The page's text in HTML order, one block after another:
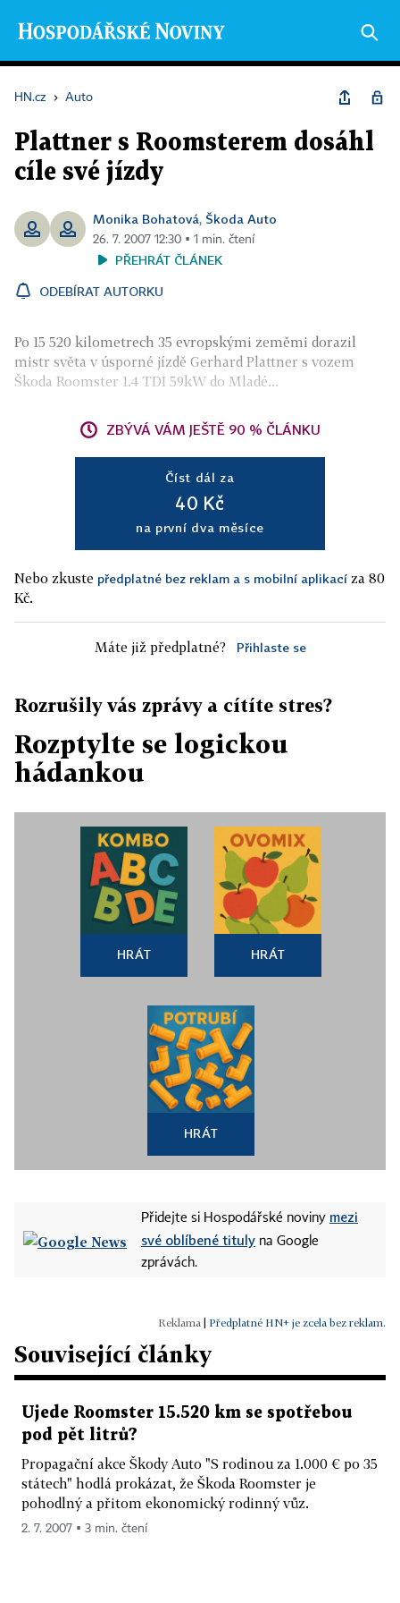
HN.cz › Auto
Plattner s Roomsterem dosáhl
cíle své jízdy
Monika Bohatová, Škoda Auto
26. 7. 2007 12:30 ▪ 1 min. čtení
PŘEHRÁT ČLÁNEK
ODEBÍRAT AUTORKU
Po 15 520 kilometrech 35 evropskými zeměmi dorazil
mistr světa v úsporné jízdě Gerhard Plattner s vozem
Škoda Roomster 1.4 TDI 59kW do Mladé...
ZBÝVÁ VÁM JEŠTĚ 90 % ČLÁNKU
Číst dál za
40 Kč
na první dva měsíce
Nebo zkuste předplatné bez reklam a s mobilní aplikací za 80
Kč.
Máte již předplatné? Přihlaste se
Rozrušily vás zprávy a cítíte stres?
Rozptylte se logickou
hádankou
HRÁT HRÁT
HRÁT
Přidejte si Hospodářské noviny mezi
své oblíbené tituly na Google
zprávách.
Předplatné HN+ je zcela bez reklam.
Související články
Ujede Roomster 15.520 km se spotřebou
pod pět litrů?
Propagační akce Škody Auto "S rodinou za 1.000 € po 35
státech" hodlá prokázat, že Škoda Roomster je
pohodlný a přitom ekonomický rodinný vůz.
2. 7. 2007 ▪ 3 min. čtení